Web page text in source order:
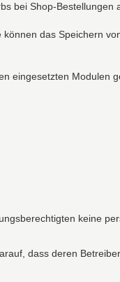
bei Shop-Bestellungen
das Speichern
eingesetzten Modulen
keine
dass deren